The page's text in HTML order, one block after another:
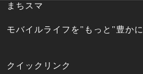
まちスマ
モバイルライフを"もっと"豊かに
クイックリンク